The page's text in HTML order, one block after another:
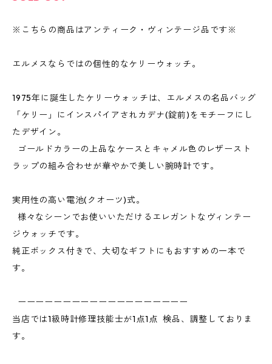
※こちらの商品はアンティーク・ヴィンテージ品です※
エルメスならではの個性的なケリーウォッチ。
1975年に誕生したケリーウォッチは、エルメスの名品バッグ
「ケリー」にインスパイアされカデナ(錠前)をモチーフにし
たデザイン。
ゴールドカラーの上品なケースとキャメル色のレザースト
ラップの組み合わせが華やかで美しい腕時計です。
実用性の高い電池(クオーツ)式。
様々なシーンでお使いいただけるエレガントなヴィンテー
ジウォッチです。
純正ボックス付きで、大切なギフトにもおすすめの一本で
す。
ーーーーーーーーーーーーーーーーーーー
当店では1級時計修理技能士が1点1点 検品、調整しておりま
す。